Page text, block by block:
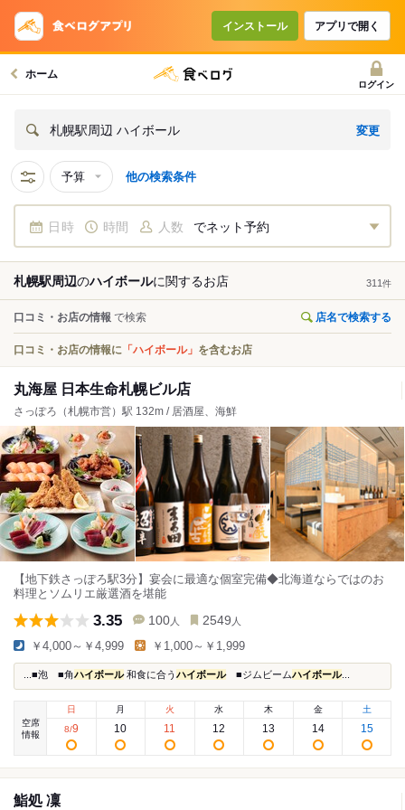
インストール アプリで開く
ホーム
ログイン
札幌駅周辺 ハイボール 変更
予算 他の検索条件
日時 時間 人数 でネット予約
札幌駅周辺のハイボールに関するお店 311 件
口コミ・お店の情報 で検索 店名で検索する
口コミ・お店の情報に 「ハイボール」 を含むお店
丸海屋 日本生命札幌ビル店
さっぽろ（札幌市営）駅 132m / 居酒屋、海鮮
【地下鉄さっぽろ駅3分】宴会に最適な個室完備◆北海道ならではのお
料理とソムリエ厳選酒を堪能
3.35 100 人 2549 人
￥4,000～￥4,999 ￥1,000～￥1,999
...■泡 ■角ハイボール和食に合う ハイボール■ジムビームハイボール...
空席
情報
日
8/9
月
10
火
11
水
12
木
13
金
14
土
15
鮨処 凜